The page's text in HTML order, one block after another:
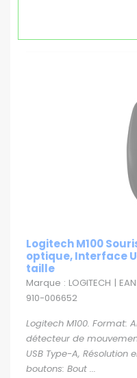
Logitech M100
optique, Interface
taille
Marque : LOGITECH |
910-006652
Logitech M100. Format:
détecteur de
USB Type-A, Résolution
boutons: Bout ...